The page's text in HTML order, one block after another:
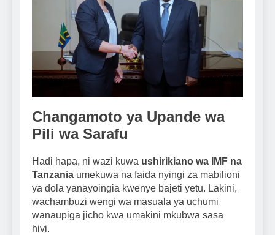
Changamoto ya Upande wa
Pili wa Sarafu
Hadi hapa, ni wazi kuwa ushirikiano wa IMF na
Tanzania umekuwa na faida nyingi za mabilioni
ya dola yanayoingia kwenye bajeti yetu. Lakini,
wachambuzi wengi wa masuala ya uchumi
wanaupiga jicho kwa umakini mkubwa sasa
hivi.